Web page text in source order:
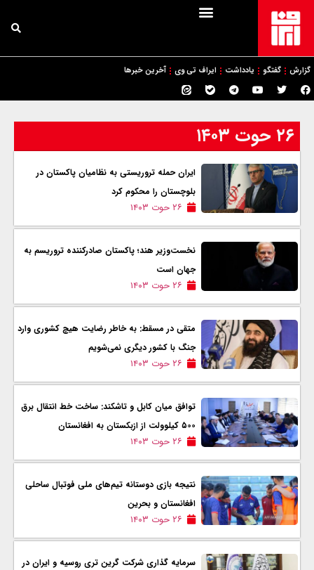
گزارش گفتگو یادداشت ایراف تی وی آخرین خبرها
۲۶ حوت ۱۴۰۳
ایران حمله تروریستی به نظامیان پاکستان در
بلوچستان را محکوم کرد
۲۶ حوت ۱۴۰۳
نخست‌وزیر هند؛ پاکستان صادرکننده تروریسم به
جهان است
۲۶ حوت ۱۴۰۳
متقی در مسقط: به خاطر رضایت هیچ کشوری وارد
جنگ با کشور دیگری نمی‌شویم
۲۶ حوت ۱۴۰۳
توافق میان کابل و تاشکند: ساخت خط انتقال برق
۵۰۰ کیلوولت از ازبکستان به افغانستان
۲۶ حوت ۱۴۰۳
نتیجه بازی دوستانه تیم‌های ملی فوتبال ساحلی
افغانستان و بحرین
۲۶ حوت ۱۴۰۳
سرمایه گذاری شرکت گرین تری روسیه و ایران در